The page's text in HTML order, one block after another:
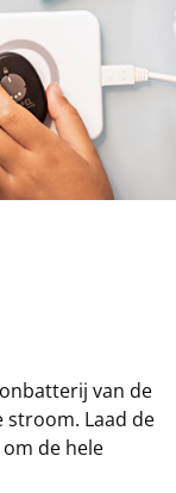
van de
stroom. Laad de
de hele